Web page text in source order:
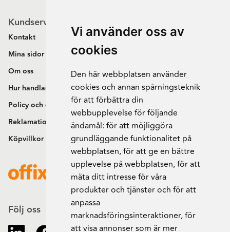
Vi använder oss av
cookies
Den här webbplatsen använder
cookies och annan spårningsteknik
för att förbättra din
webbupplevelse för följande
ändamål: för att möjliggöra
grundläggande funktionalitet på
webbplatsen,för att ge en bättre
upplevelse på webbplatsen,för att
mäta ditt intresse för våra
produkter och tjänster och för att
anpassa
marknadsföringsinteraktioner,för
att visa annonser som är mer
Kundservice
Kontakt
Mina sidor
Om oss
Hur handlar jag?
Policy och cookies
Reklamation och retur
Köpvillkor
Följ oss